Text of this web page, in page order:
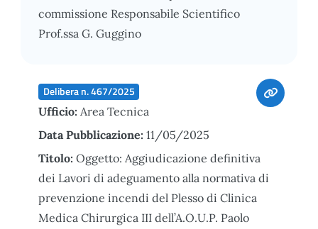
commissione Responsabile Scientifico
Prof.ssa G. Guggino
Delibera n. 467/2025
Ufficio: Area Tecnica
Data Pubblicazione: 11/05/2025
Titolo: Oggetto: Aggiudicazione definitiva
dei Lavori di adeguamento alla normativa di
prevenzione incendi del Plesso di Clinica
Medica Chirurgica III dell’A.O.U.P. Paolo